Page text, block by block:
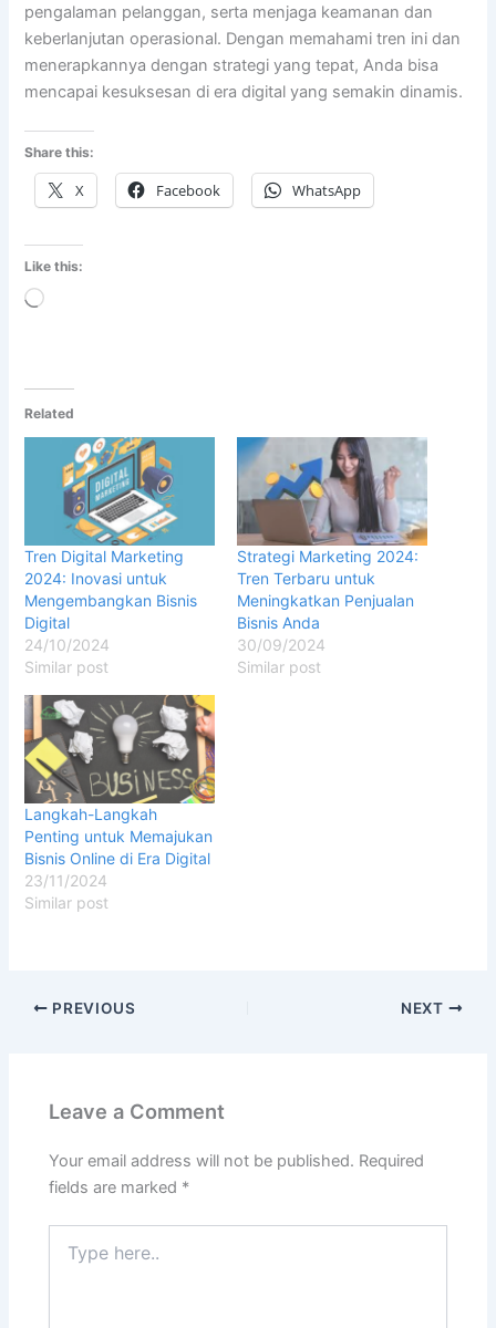
pengalaman pelanggan, serta menjaga keamanan dan
keberlanjutan operasional. Dengan memahami tren ini dan
menerapkannya dengan strategi yang tepat, Anda bisa
mencapai kesuksesan di era digital yang semakin dinamis.
Share this:
X Facebook WhatsApp
Like this:
Loading…
Related
Tren Digital Marketing
2024: Inovasi untuk
Mengembangkan Bisnis
Digital
24/10/2024
Similar post
Strategi Marketing 2024:
Tren Terbaru untuk
Meningkatkan Penjualan
Bisnis Anda
30/09/2024
Similar post
Langkah-Langkah
Penting untuk Memajukan
Bisnis Online di Era Digital
23/11/2024
Similar post
PREVIOUS NEXT
Leave a Comment
Your email address will not be published. Required
fields are marked *
here..